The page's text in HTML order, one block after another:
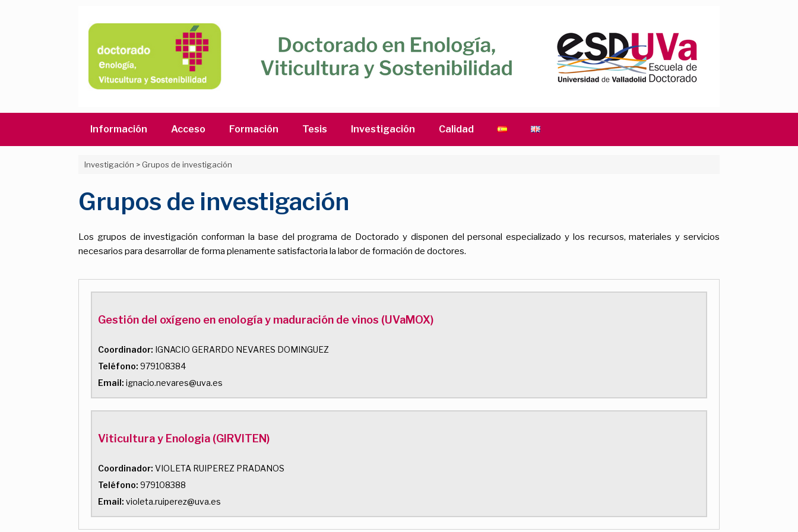
Información Acceso Formación Tesis Investigación Calidad
Investigación > Grupos de investigación
Grupos de investigación
Los grupos de investigación conforman la base del programa de Doctorado y disponen del personal especializado y los recursos, materiales y servicios
necesarios para desarrollar de forma plenamente satisfactoria la labor de formación de doctores.
Gestión del oxígeno en enología y maduración de vinos (UVaMOX)
Coordinador: IGNACIO GERARDO NEVARES DOMINGUEZ
Teléfono: 979108384
Email: ignacio.nevares@uva.es
Viticultura y Enologia (GIRVITEN)
Coordinador: VIOLETA RUIPEREZ PRADANOS
Teléfono: 979108388
Email: violeta.ruiperez@uva.es